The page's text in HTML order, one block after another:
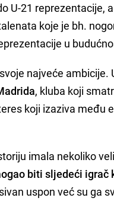
U-21
koje je bh.
u
najveće
, kluba koji
koji izaziva među
imala nekoliko
biti sljedeći
uspon već su ga